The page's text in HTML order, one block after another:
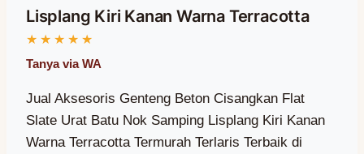
Lisplang Kiri Kanan Warna Terracotta
Jual Aksesoris Genteng Beton Cisangkan Flat
Slate Urat Batu Nok Samping Lisplang Kiri Kanan
Warna Terracotta Termurah Terlaris Terbaik di